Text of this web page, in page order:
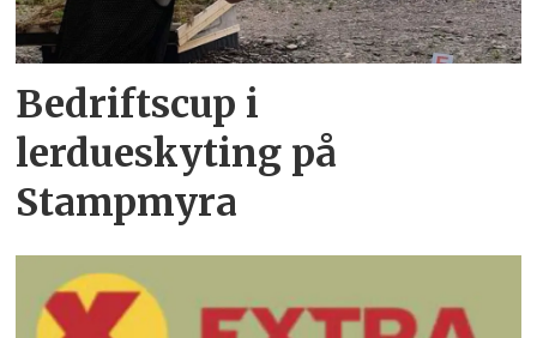
Bedriftscup i
lerdueskyting på
Stampmyra